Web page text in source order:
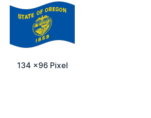
134 x96 Pixel